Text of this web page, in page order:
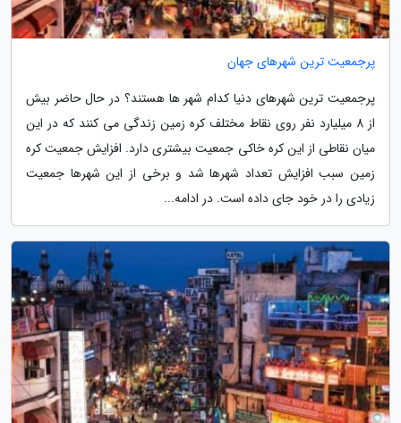
پرجمعیت ترین شهرهای جهان
پرجمعیت ترین شهرهای دنیا کدام شهر ها هستند؟ در حال حاضر بیش
از 8 میلیارد نفر روی نقاط مختلف کره زمین زندگی می کنند که در این
میان نقاطی از این کره خاکی جمعیت بیشتری دارد. افزایش جمعیت کره
زمین سبب افزایش تعداد شهرها شد و برخی از این شهرها جمعیت
زیادی را در خود جای داده است. در ادامه...